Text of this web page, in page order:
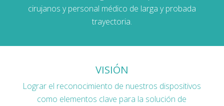
cirujanos y personal médico de larga y probada
trayectoria.
VISIÓN
Lograr el reconocimiento de nuestros dispositivos
como elementos clave para la solución de